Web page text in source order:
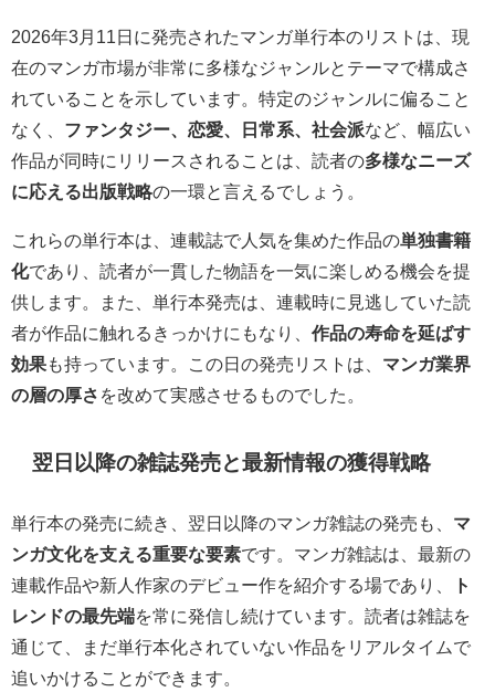
2026年3月11日に発売されたマンガ単行本のリストは、現
在のマンガ市場が非常に多様なジャンルとテーマで構成さ
れていることを示しています。特定のジャンルに偏ること
なく、 ファンタジー、恋愛、日常系、社会派など、幅広い
作品が同時にリリースされることは、読者の多様なニーズ
に応える出版戦略の一環と言えるでしょう。
これらの単行本は、連載誌で人気を集めた作品の単独書籍
化であり、読者が一貫した物語を一気に楽しめる機会を提
供します。また、単行本発売は、連載時に見逃していた読
者が作品に触れるきっかけにもなり、 作品の寿命を延ばす
効果も持っています。この日の発売リストは、 マンガ業界
の層の厚さ を改めて実感させるものでした。
翌日以降の雑誌発売と最新情報の獲得戦略
単行本の発売に続き、翌日以降のマンガ雑誌の発売も、 マ
ンガ文化を支える重要な要素です。マンガ雑誌は、最新の
連載作品や新人作家のデビュー作を紹介する場であり、
ト
レンドの最先端を常に発信し続けています。読者は雑誌を
通じて、まだ単行本化されていない作品をリアルタイムで
追いかけることができます。